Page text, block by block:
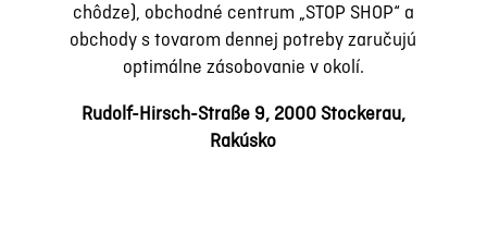
chôdze), obchodné centrum „STOP SHOP“ a
obchody s tovarom dennej potreby zaručujú
optimálne zásobovanie v okolí.
Rudolf-Hirsch-Straße 9, 2000 Stockerau,
Rakúsko